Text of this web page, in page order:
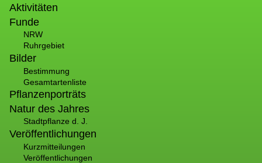
Aktivitäten
Funde
NRW
Ruhrgebiet
Bilder
Bestimmung
Gesamtartenliste
Pflanzenporträts
Natur des Jahres
Stadtpflanze d. J.
Veröffentlichungen
Kurzmitteilungen
Veröffentlichungen